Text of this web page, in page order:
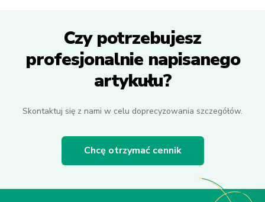
Czy potrzebujesz
profesjonalnie napisanego
artykułu?
Skontaktuj się z nami w celu doprecyzowania szczegółów.
Chcę otrzymać cennik